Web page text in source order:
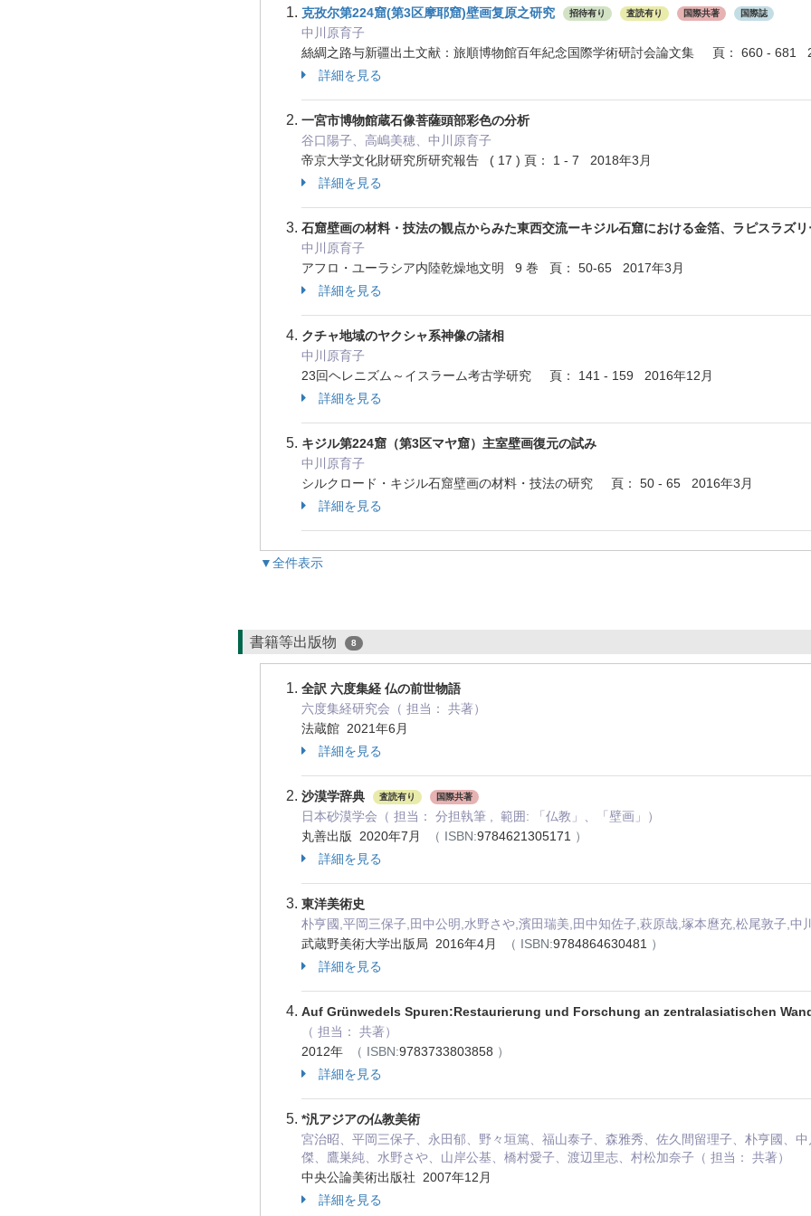
克孜尔第224窟(第3区摩耶窟)壁画复原之研究 招待有り 査読有り 国際共著 国際誌
中川原育子
絲綢之路与新疆出土文献：旅順博物館百年紀念国際学術研討会論文集 頁： 660 - 681
詳細を見る
一宮市博物館蔵石像菩薩頭部彩色の分析
谷口陽子、高嶋美穂、中川原育子
帝京大学文化財研究所研究報告 ( 17 ) 頁： 1 - 7 2018年3月
詳細を見る
石窟壁画の材料・技法の観点からみた東西交流ーキジル石窟における金箔、ラピスラズリ
中川原育子
アフロ・ユーラシア内陸乾燥地文明 9 巻 頁： 50-65 2017年3月
詳細を見る
クチャ地域のヤクシャ系神像の諸相
中川原育子
23回ヘレニズム～イスラーム考古学研究 頁： 141 - 159 2016年12月
詳細を見る
キジル第224窟（第3区マヤ窟）主室壁画復元の試み
中川原育子
シルクロード・キジル石窟壁画の材料・技法の研究 頁： 50 - 65 2016年3月
詳細を見る
▼全件表示
書籍等出版物 8
全訳 六度集経 仏の前世物語
六度集経研究会（ 担当： 共著）
法蔵館 2021年6月
詳細を見る
沙漠学辞典 査読有り 国際共著
日本砂漠学会（ 担当： 分担執筆 , 範囲: 「仏教」、「壁画」）
丸善出版 2020年7月
（ ISBN:9784621305171 ）
詳細を見る
東洋美術史
朴亨國,平岡三保子,田中公明,水野さや,濱田瑞美,田中知佐子,萩原哉,塚本麿充,松尾敦子,中
武蔵野美術大学出版局 2016年4月
（ ISBN:9784864630481 ）
詳細を見る
Auf Grünwedels Spuren:Restaurierung und Forschung an zentralasiatischen
（ 担当： 共著）
2012年
（ ISBN:9783733803858 ）
詳細を見る
*汎アジアの仏教美術
宮治昭、平岡三保子、永田郁、野々垣篤、福山泰子、森雅秀、佐久間留理子、朴亨國、
傑、鷹巣純、水野さや、山岸公基、橋村愛子、渡辺里志、村松加奈子（ 担当： 共著）
中央公論美術出版社 2007年12月
詳細を見る